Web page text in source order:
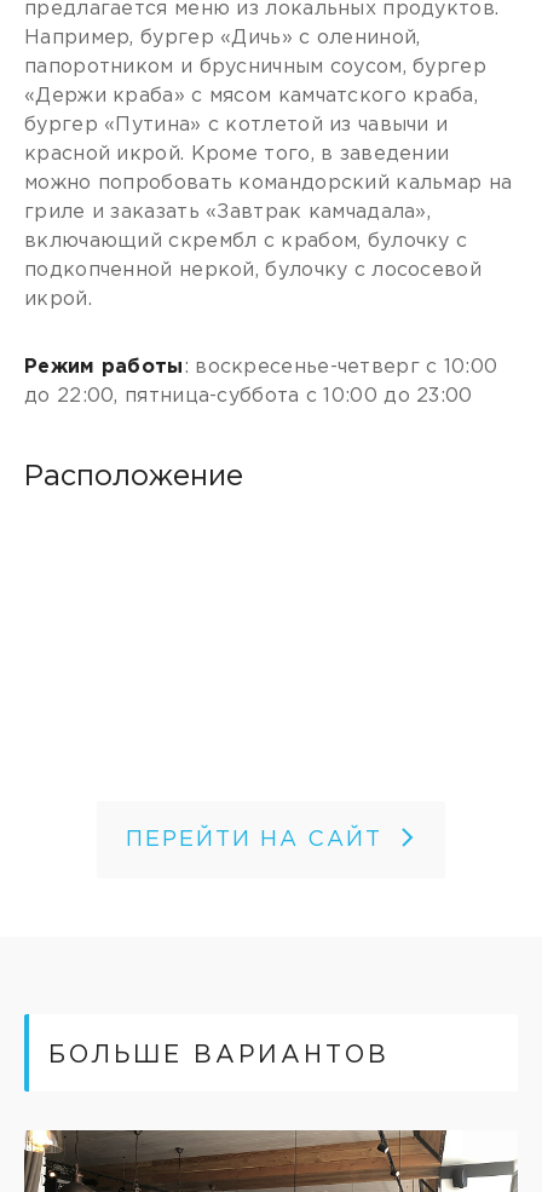
предлагается меню из локальных продуктов.
Например, бургер «Дичь» с олениной,
папоротником и брусничным соусом, бургер
«Держи краба» с мясом камчатского краба,
бургер «Путина» с котлетой из чавычи и
красной икрой. Кроме того, в заведении
можно попробовать командорский кальмар на
гриле и заказать «Завтрак камчадала»,
включающий скрембл с крабом, булочку с
подкопченной неркой, булочку с лососевой
икрой.
Режим работы : воскресенье-четверг с 10:00
до 22:00, пятница-суббота с 10:00 до 23:00
Расположение
ПЕРЕЙТИ НА САЙТ
БОЛЬШЕ ВАРИАНТОВ